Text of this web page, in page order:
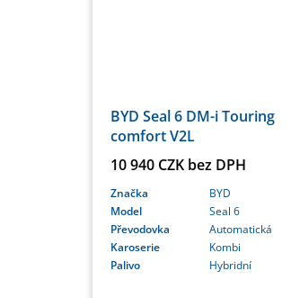
BYD Seal 6 DM-i Touring
comfort V2L
10 940 CZK bez DPH
Značka
BYD
Model
Seal 6
Převodovka
Automatická
Karoserie
Kombi
Palivo
Hybridní